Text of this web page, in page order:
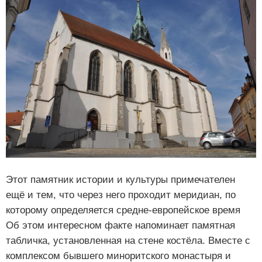
Этот памятник истории и культуры примечателен
ещё и тем, что через него проходит меридиан, по
которому определяется средне-европейское время
Об этом интересном факте напоминает памятная
табличка, установленная на стене костёла. Вместе с
комплексом бывшего миноритского монастыря и